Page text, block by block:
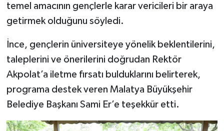
temel amacının gençlerle karar vericileri bir araya
getirmek olduğunu söyledi.
İnce, gençlerin üniversiteye yönelik beklentilerini,
taleplerini ve önerilerini doğrudan Rektör
Akpolat’a iletme fırsatı bulduklarını belirterek,
programa destek veren Malatya Büyükşehir
Belediye Başkanı Sami Er’e teşekkür etti.